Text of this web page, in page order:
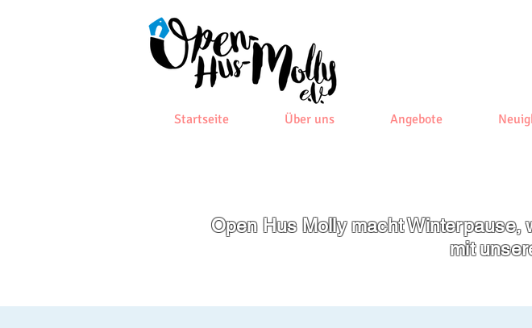
Startseite Über uns Angebote
Open Hus Molly macht Winterpause,
mit